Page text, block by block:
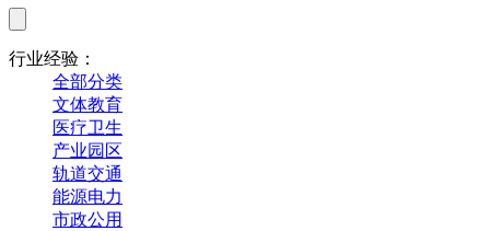
行业经验：
全部分类
文体教育
医疗卫生
产业园区
轨道交通
能源电力
市政公用